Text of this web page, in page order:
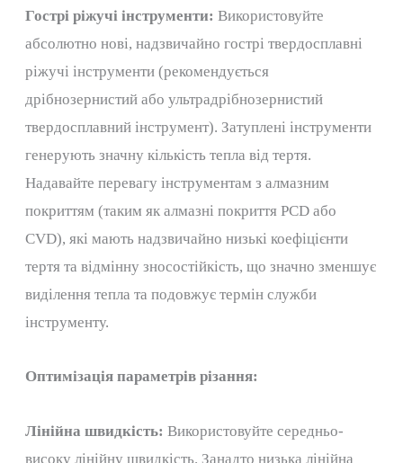
Гострі ріжучі інструменти: Використовуйте
абсолютно нові, надзвичайно гострі твердосплавні
ріжучі інструменти (рекомендується
дрібнозернистий або ультрадрібнозернистий
твердосплавний інструмент). Затуплені інструменти
генерують значну кількість тепла від тертя.
Надавайте перевагу інструментам з алмазним
покриттям (таким як алмазні покриття PCD або
CVD), які мають надзвичайно низькі коефіцієнти
тертя та відмінну зносостійкість, що значно зменшує
виділення тепла та подовжує термін служби
інструменту.
Оптимізація параметрів різання:
Лінійна швидкість: Використовуйте середньо-
високу лінійну швидкість. Занадто низька лінійна